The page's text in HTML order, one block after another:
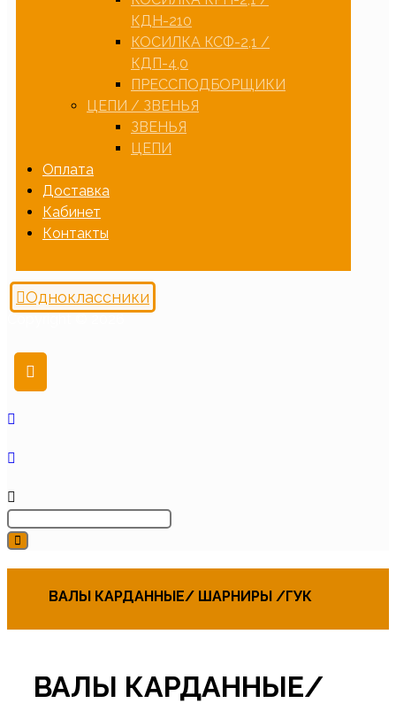
КДН-210
КОСИЛКА КСФ-2,1 /
КДП-4,0
ПРЕССПОДБОРЩИКИ
ЦЕПИ / ЗВЕНЬЯ
ЗВЕНЬЯ
ЦЕПИ
Оплата
Доставка
Кабинет
Контакты
Одноклассники
ВАЛЫ КАРДАННЫЕ/ ШАРНИРЫ /ГУК
ВАЛЫ КАРДАННЫЕ/